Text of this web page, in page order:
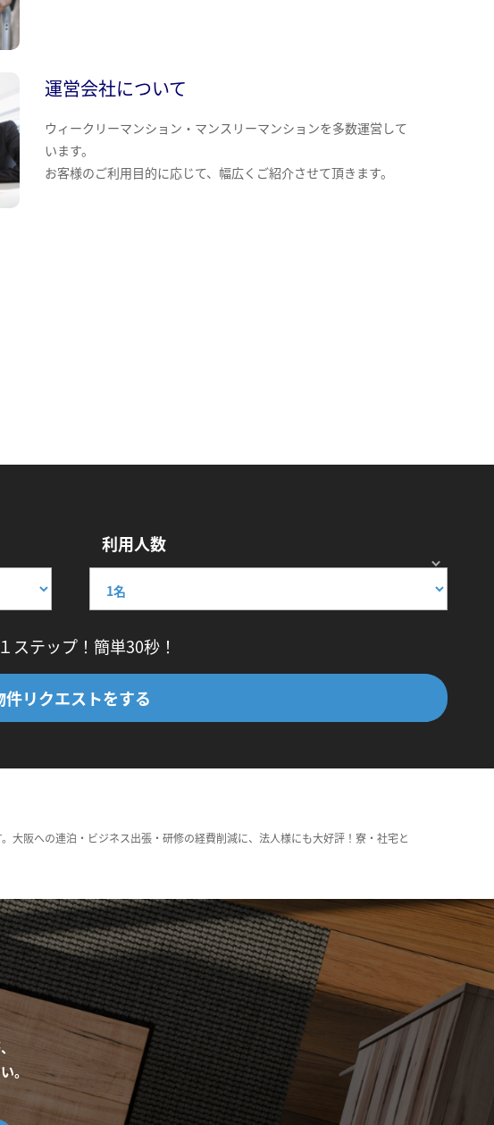
運営会社について
ウィークリーマンション・マンスリーマンションを多数運営して
います。
お客様のご利用目的に応じて、幅広くご紹介させて頂きます。
利用人数
ステップ！簡単30秒！
件リクエストをする
大阪への連泊・ビジネス出張・研修の経費削減に、法人様にも大好評！寮・社宅と
。